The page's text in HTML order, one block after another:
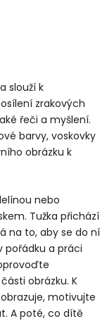
slouží k
zrakových
řeči a myšlení.
barvy, voskovky
obrázku k
nebo
Tužka přichází
na to, aby se do ní
pořádku a práci
obrázku. K
motivujte
A poté, co dítě